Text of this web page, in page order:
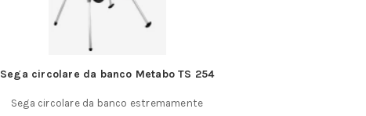
Sega circolare da banco Metabo TS 254
Sega circolare da banco estremamente